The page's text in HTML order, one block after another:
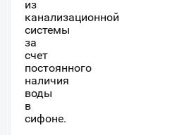
из
канализационной
системы
за
счет
постоянного
наличия
воды
в
сифоне.